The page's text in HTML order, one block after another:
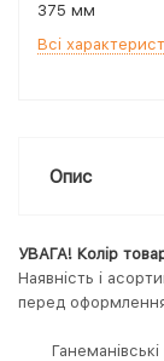
375 мм
Всі
Опис
УВАГА! Колір
Наявність і
перед
Ганеманівські